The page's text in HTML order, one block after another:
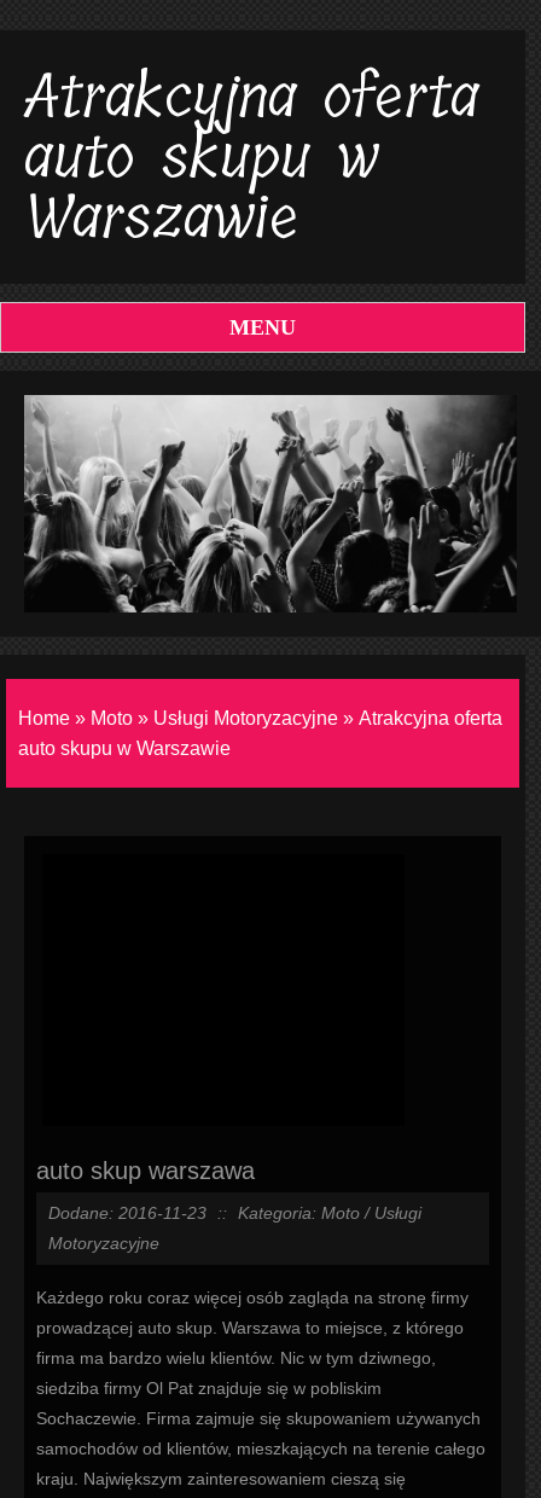
Atrakcyjna oferta
auto skupu w
Warszawie
MENU
Home » Moto » Usługi Motoryzacyjne » Atrakcyjna oferta
auto skupu w Warszawie
auto skup warszawa
Dodane: 2016-11-23 ::
Kategoria: Moto / Usługi
Motoryzacyjne
Każdego roku coraz więcej osób zagląda na stronę firmy
prowadzącej auto skup. Warszawa to miejsce, z którego
firma ma bardzo wielu klientów. Nic w tym dziwnego,
siedziba firmy Ol Pat znajduje się w pobliskim
Sochaczewie. Firma zajmuje się skupowaniem używanych
samochodów od klientów, mieszkających na terenie całego
kraju. Największym zainteresowaniem cieszą się